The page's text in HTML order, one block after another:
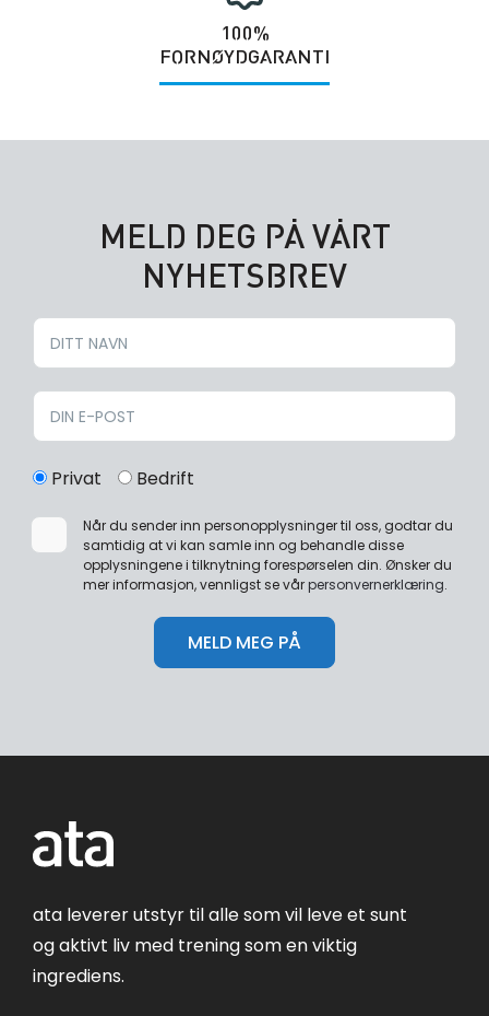
100%
FORNØYDGARANTI
MELD DEG PÅ VÅRT
NYHETSBREV
Privat Bedrift
Når du sender inn personopplysninger til oss, godtar du
samtidig at vi kan samle inn og behandle disse
opplysningene i tilknytning forespørselen din. Ønsker du
mer informasjon, vennligst se vårpersonvernerklæring.
ata leverer utstyr til alle som vil leve et sunt
og aktivt liv med trening som en viktig
ingrediens.